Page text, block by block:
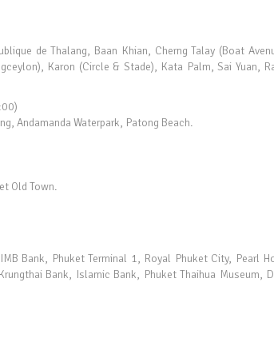
de Thalang, Baan Khian, Cherng Talay (Boat
Karon (Circle & Stade), Kata Palm, Sai Yuan,
Andamanda Waterpark, Patong Beach.
Old Town.
Bank, Phuket Terminal 1, Royal Phuket City, Pearl
Bank, Islamic Bank, Phuket Thaihua Museum,